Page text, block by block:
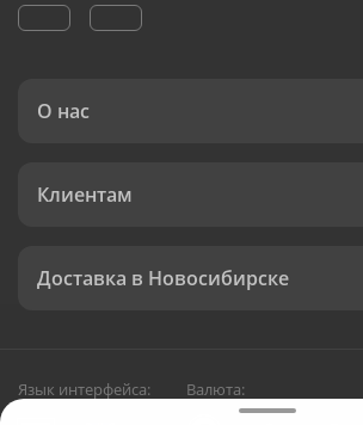
О нас
Клиентам
Доставка в Новосибирске
Язык интерфейса: Валюта: